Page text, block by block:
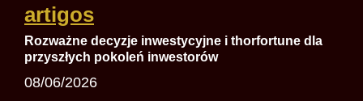
artigos
Rozważne decyzje inwestycyjne i thorfortune dla
przyszłych pokoleń inwestorów
08/06/2026